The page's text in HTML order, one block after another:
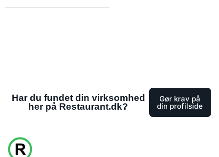
Har du fundet din virksomhed
her på Restaurant.dk?
Gør krav på
din profilside